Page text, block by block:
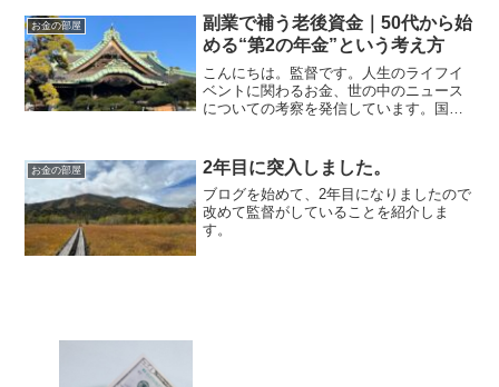
お金の部屋
副業で補う老後資金｜50代から始
める“第2の年金”という考え方
こんにちは。監督です。人生のライフイ
ベントに関わるお金、世の中のニュース
についての考察を発信しています。国家
しばらくの間不定期に更新します（プロ
モーションを含みます...
お金の部屋 2年目に突入しました。
ブログを始めて、2年目になりましたので
改めて監督がしていることを紹介しま
す。